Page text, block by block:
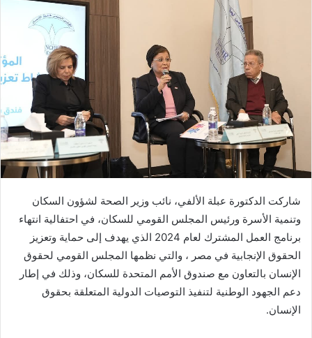
شاركت الدكتورة عبلة الألفي، نائب وزير الصحة لشؤون السكان
وتنمية الأسرة ورئيس المجلس القومي للسكان، في احتفالية انتهاء
برنامج العمل المشترك لعام 2024 الذي يهدف إلى حماية وتعزيز
الحقوق الإنجابية في مصر ، والتي نظمها المجلس القومي لحقوق
الإنسان بالتعاون مع صندوق الأمم المتحدة للسكان، وذلك في إطار
دعم الجهود الوطنية لتنفيذ التوصيات الدولية المتعلقة بحقوق
الإنسان.